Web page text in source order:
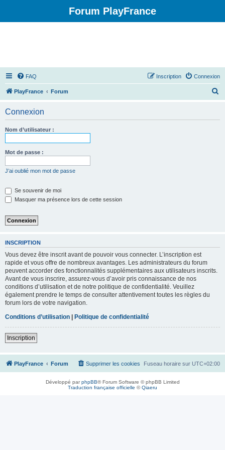
Forum PlayFrance
FAQ Connexion
Inscription
PlayFrance Forum
Connexion
Nom d’utilisateur :
Mot de passe :
J’ai oublié mon mot de passe
Se souvenir de moi
Masquer ma présence lors de cette session
INSCRIPTION
Vous devez être inscrit avant de pouvoir vous connecter. L’inscription est
rapide et vous offre de nombreux avantages. Les administrateurs du forum
peuvent accorder des fonctionnalités supplémentaires aux utilisateurs inscrits.
Avant de vous inscrire, assurez-vous d’avoir pris connaissance de nos
conditions d’utilisation et de notre politique de confidentialité. Veuillez
également prendre le temps de consulter attentivement toutes les règles du
forum lors de votre navigation.
Conditions d’utilisation | Politique de confidentialité
Inscription
PlayFrance Forum Fuseau horaire sur UTC+02:00
Supprimer les cookies
Développé parphpBB® Forum Software © phpBB Limited
Traduction française officielle ©Qiaeru